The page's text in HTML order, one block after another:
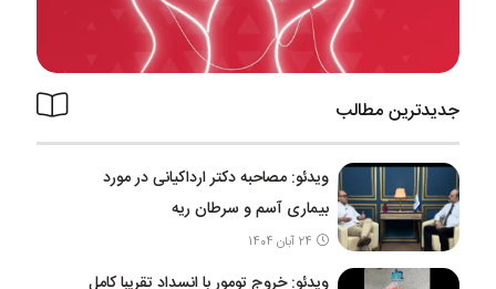
جدیدترین مطالب
ویدئو: مصاحبه دکتر ارداکیانی در مورد
بیماری آسم و سرطان ریه
24 آبان 1404
ویدئو: خروج تومور با انسداد تقریبا کامل